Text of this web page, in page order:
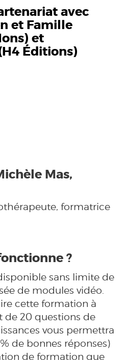
avec
et Famille
) et
Éditions)
Mas,
formatrice
?
sans limite de
de modules vidéo.
cette formation à
de 20 questions de
vous permettra
de bonnes réponses)
de formation que